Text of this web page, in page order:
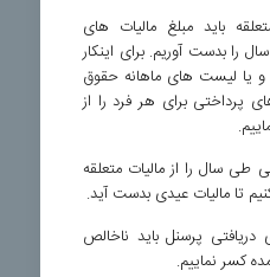
باید مبلغ مالیات های
را بدست آوریم. برای اینکار
و یا لیست های ماهانه حقوق
پرداختی برای هر فرد را از
سال را از مالیات متعلقه
پرسنل باید ناخالص
کسر نماییم.